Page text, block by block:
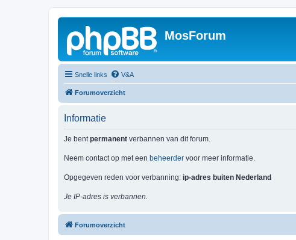
MosForum
Snelle links V&A
Forumoverzicht
Informatie
Je bentpermanent verbannen van dit forum.
Neem contact op met een beheerder voor meer informatie.
Opgegeven reden voor verbanning: ip-adres buiten Nederland
Je IP-adres is verbannen.
Forumoverzicht